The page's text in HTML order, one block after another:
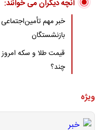
آنچه دیگران می خوانند:
خبر مهم
بازنشستگان
چند؟
ویژه